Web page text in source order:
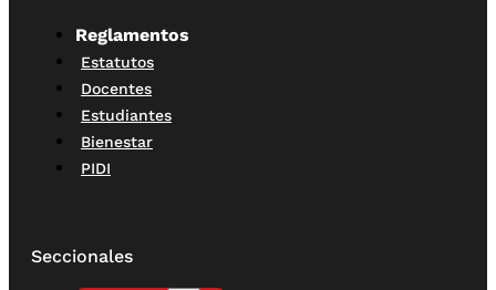
Reglamentos
Estatutos
Docentes
Estudiantes
Bienestar
PIDI
Seccionales